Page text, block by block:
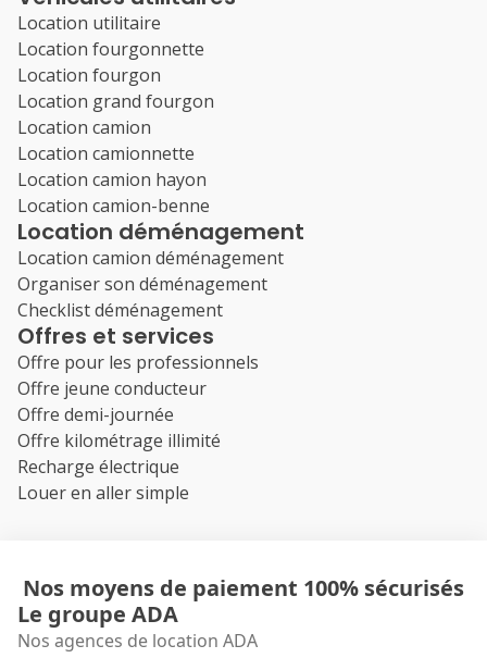
Location utilitaire
Location fourgonnette
Location fourgon
Location grand fourgon
Location camion
Location camionnette
Location camion hayon
Location camion-benne
Location déménagement
Location camion déménagement
Organiser son déménagement
Checklist déménagement
Offres et services
Offre pour les professionnels
Offre jeune conducteur
Offre demi-journée
Offre kilométrage illimité
Recharge électrique
Louer en aller simple
Nos moyens de paiement 100% sécurisés
Le groupe ADA
Nos agences de location ADA